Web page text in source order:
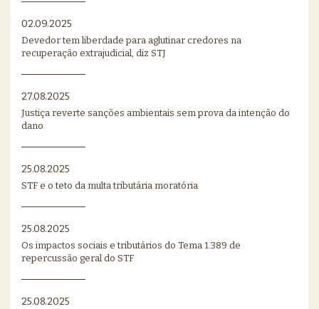
02.09.2025
Devedor tem liberdade para aglutinar credores na
recuperação extrajudicial, diz STJ
27.08.2025
Justiça reverte sanções ambientais sem prova da intenção do
dano
25.08.2025
STF e o teto da multa tributária moratória
25.08.2025
Os impactos sociais e tributários do Tema 1.389 de
repercussão geral do STF
25.08.2025